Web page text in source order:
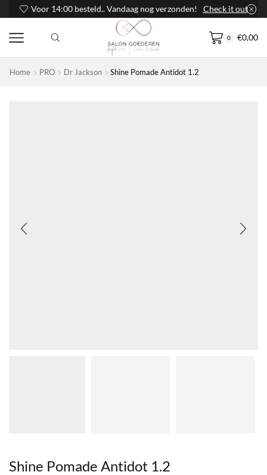
Voor 14:00 besteld.. Vandaag nog verzonden! Check it out
0 €0,00
Home PRO Dr Jackson Shine Pomade Antidot 1.2
Shine Pomade Antidot 1.2